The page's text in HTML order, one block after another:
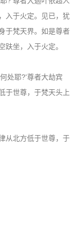
入于火定。见已，犹
于梵天界。如是尊者
趺坐，入于火定。
处耶?'尊者大劫宾
世尊，于梵天头上
北方低于世尊，于